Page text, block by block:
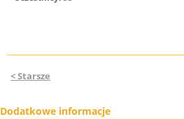
< Starsze
Dodatkowe informacje